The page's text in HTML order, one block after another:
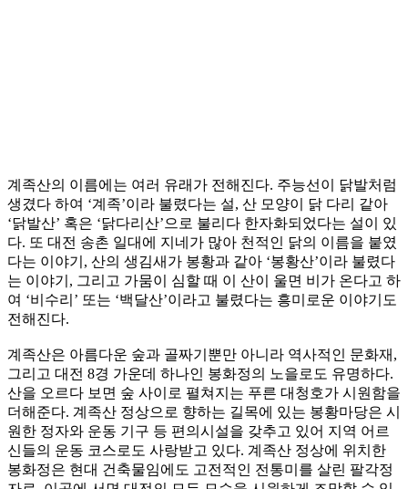
계족산의 이름에는 여러 유래가 전해진다. 주능선이 닭발처럼
생겼다 하여 ‘계족’이라 불렸다는 설, 산 모양이 닭 다리 같아
‘닭발산’ 혹은 ‘닭다리산’으로 불리다 한자화되었다는 설이 있
다. 또 대전 송촌 일대에 지네가 많아 천적인 닭의 이름을 붙였
다는 이야기, 산의 생김새가 봉황과 같아 ‘봉황산’이라 불렸다
는 이야기, 그리고 가뭄이 심할 때 이 산이 울면 비가 온다고 하
여 ‘비수리’ 또는 ‘백달산’이라고 불렸다는 흥미로운 이야기도
전해진다.
계족산은 아름다운 숲과 골짜기뿐만 아니라 역사적인 문화재,
그리고 대전 8경 가운데 하나인 봉화정의 노을로도 유명하다.
산을 오르다 보면 숲 사이로 펼쳐지는 푸른 대청호가 시원함을
더해준다. 계족산 정상으로 향하는 길목에 있는 봉황마당은 시
원한 정자와 운동 기구 등 편의시설을 갖추고 있어 지역 어르
신들의 운동 코스로도 사랑받고 있다. 계족산 정상에 위치한
봉화정은 현대 건축물임에도 고전적인 전통미를 살린 팔각정